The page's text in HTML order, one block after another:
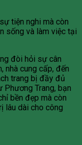
tiện nghi mà còn
sống và làm việc tại
đòi hỏi sự cân
nhà cung cấp, đến
trang bị đầy đủ
Trang, bạn
bền đẹp mà còn
lâu dài cho công